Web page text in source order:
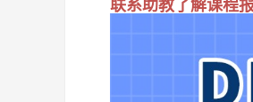
联系助教了解课程